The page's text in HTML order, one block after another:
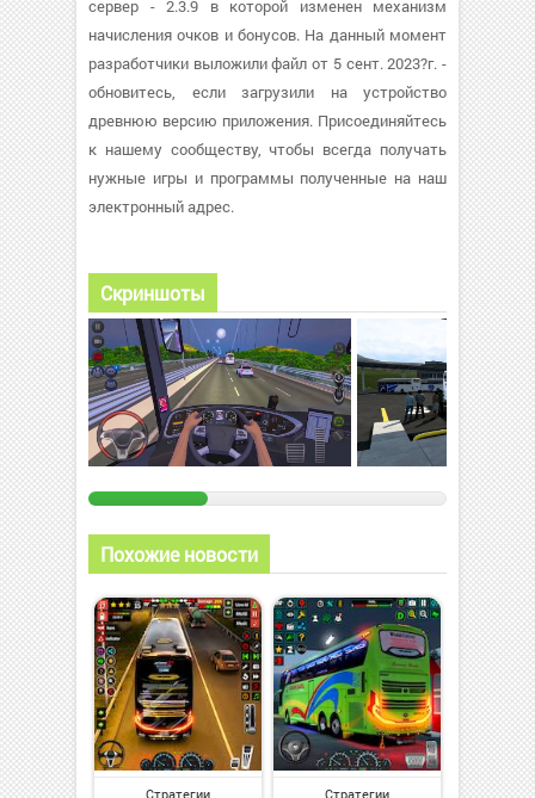
сервер - 2.3.9 в которой изменен механизм
начисления очков и бонусов. На данный момент
разработчики выложили файл от 5 сент. 2023?г. -
обновитесь, если загрузили на устройство
древнюю версию приложения. Присоединяйтесь
к нашему сообществу, чтобы всегда получать
нужные игры и программы полученные на наш
электронный адрес.
Скриншоты
Похожие новости
Стратегии Стратегии